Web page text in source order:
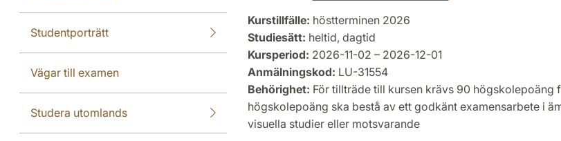
Studentporträtt
Vägar till examen
Studera utomlands
Kurstillfälle: höstterminen 2026
Studiesätt: heltid, dagtid
Kursperiod: 2026-11-02 – 2026-12-01
Anmälningskod: LU-31554
Behörighet: För tillträde till kursen krävs 90 högskolepoäng
högskolepoäng ska bestå av ett godkänt examensarbete i
visuella studier eller motsvarande